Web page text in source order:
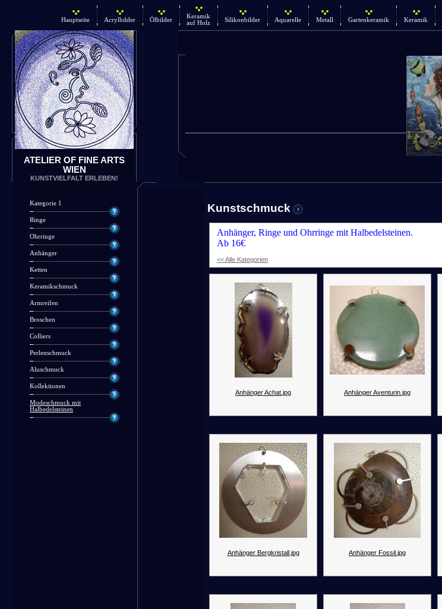
Hauptseite Acrylbilder Ölbilder
Keramik
auf Holz
Silikonbilder Aquarelle Metall Gartenkeramik Keramik
ATELIER OF FINE ARTS
WIEN
KUNSTVIELFALT ERLEBEN!
Kategorie 1
Ringe
Ohrringe
Anhänger
Ketten
Keramikschmuck
Armreifen
Broschen
Colliers
Perlenschmuck
Aluschmuck
Kollektionen
Modeschmuck mit
Halbedelsteinen
Kunstschmuck
Anhänger, Ringe und Ohrringe mit Halbedelsteinen.
Ab 16€
<< Alle Kategorien
Anhänger Achat.jpg Anhänger Aventurin.jpg
Anhänger Bergkristall.jpg Anhänger Fossil.jpg